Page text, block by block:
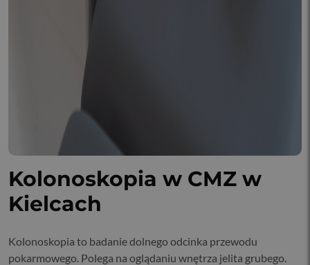
Kolonoskopia w CMZ w
Kielcach
Kolonoskopia to badanie dolnego odcinka przewodu
pokarmowego. Polega na oglądaniu wnętrza jelita grubego.